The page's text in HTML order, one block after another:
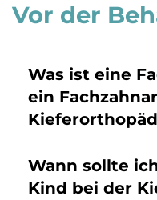
Vor der
Was ist eine
ein
Wann sollte
Kind bei der